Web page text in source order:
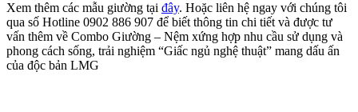
Xem thêm các mẫu giường tại đây. Hoặc liên hệ ngay với chúng tôi
qua số Hotline 0902 886 907 để biết thông tin chi tiết và được tư
vấn thêm về Combo Giường – Nệm xứng hợp nhu cầu sử dụng và
phong cách sống, trải nghiệm “Giấc ngủ nghệ thuật” mang dấu ấn
của độc bản LMG